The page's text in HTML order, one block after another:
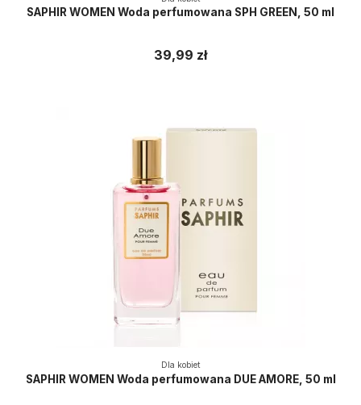
SAPHIR WOMEN Woda perfumowana SPH GREEN, 50 ml
39,99 zł
Dla kobiet
SAPHIR WOMEN Woda perfumowana DUE AMORE, 50 ml